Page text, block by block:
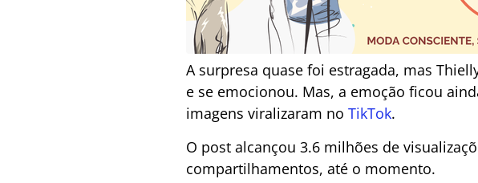
A surpresa quase foi estragada, mas
e se emocionou. Mas, a emoção ficou
imagens viralizaram no TikTok.
O post alcançou 3.6 milhões de
compartilhamentos, até o momento.